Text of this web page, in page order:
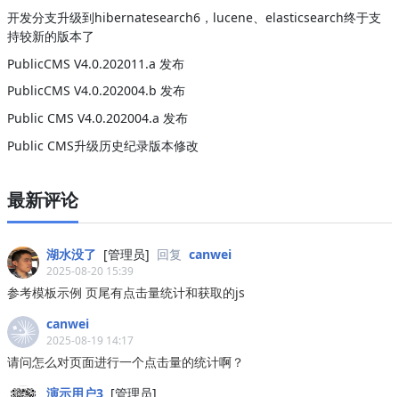
开发分支升级到hibernatesearch6，lucene、elasticsearch终于支
持较新的版本了
PublicCMS V4.0.202011.a 发布
PublicCMS V4.0.202004.b 发布
Public CMS V4.0.202004.a 发布
Public CMS升级历史纪录版本修改
最新评论
湖水没了 [管理员] 回复 canwei
2025-08-20 15:39
参考模板示例 页尾有点击量统计和获取的js
canwei
2025-08-19 14:17
请问怎么对页面进行一个点击量的统计啊？
演示用户3 [管理员]